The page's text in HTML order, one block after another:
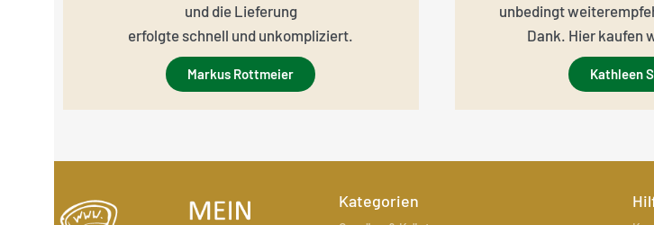
und die Lieferung
erfolgte schnell und unkompliziert.
Markus Rottmeier
unbedingt
Dank. Hier kaufen
Kathleen
Kategorien